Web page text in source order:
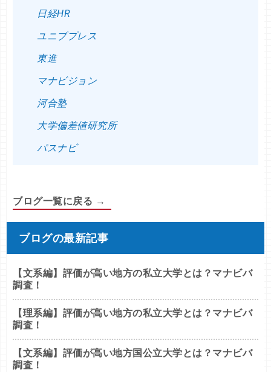
日経HR
ユニブプレス
東進
マナビジョン
河合塾
大学偏差値研究所
パスナビ
ブログ一覧に戻る →
ブログの最新記事
【文系編】評価が高い地方の私立大学とは？マナビバ
調査！
【理系編】評価が高い地方の私立大学とは？マナビバ
調査！
【文系編】評価が高い地方国公立大学とは？マナビバ
調査！